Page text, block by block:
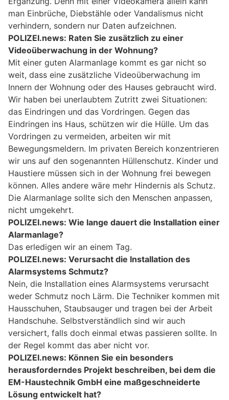
man Einbrüche, Diebstähle oder Vandalismus nicht
verhindern, sondern nur Daten aufzeichnen.
POLIZEI.news: Raten Sie zusätzlich zu einer
Videoüberwachung in der Wohnung?
Mit einer guten Alarmanlage kommt es gar nicht so
weit, dass eine zusätzliche Videoüberwachung im
Innern der Wohnung oder des Hauses gebraucht wird.
Wir haben bei unerlaubtem Zutritt zwei Situationen:
das Eindringen und das Vordringen. Gegen das
Eindringen ins Haus, schützen wir die Hülle. Um das
Vordringen zu vermeiden, arbeiten wir mit
Bewegungsmeldern. Im privaten Bereich konzentrieren
wir uns auf den sogenannten Hüllenschutz. Kinder und
Haustiere müssen sich in der Wohnung frei bewegen
können. Alles andere wäre mehr Hindernis als Schutz.
Die Alarmanlage sollte sich den Menschen anpassen,
nicht umgekehrt.
POLIZEI.news: Wie lange dauert die Installation einer
Alarmanlage?
Das erledigen wir an einem Tag.
POLIZEI.news: Verursacht die Installation des
Alarmsystems Schmutz?
Nein, die Installation eines Alarmsystems verursacht
weder Schmutz noch Lärm. Die Techniker kommen mit
Hausschuhen, Staubsauger und tragen bei der Arbeit
Handschuhe. Selbstverständlich sind wir auch
versichert, falls doch einmal etwas passieren sollte. In
der Regel kommt das aber nicht vor.
POLIZEI.news: Können Sie ein besonders
herausforderndes Projekt beschreiben, bei dem die
EM-Haustechnik GmbH eine maßgeschneiderte
Lösung entwickelt hat?